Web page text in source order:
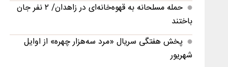
حمله مسلحانه به قهوه‌خانه‌ای در زاهدان/ ۲ نفر جان
باختند
پخش هفتگی سریال «مرد سه‌هزار چهره» از اوایل
شهریور